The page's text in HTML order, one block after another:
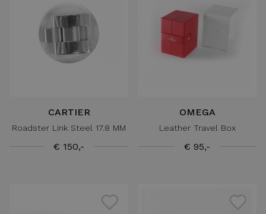
CARTIER
Roadster Link Steel 17.8 MM
€ 150,-
OMEGA
Leather Travel Box
€ 95,-